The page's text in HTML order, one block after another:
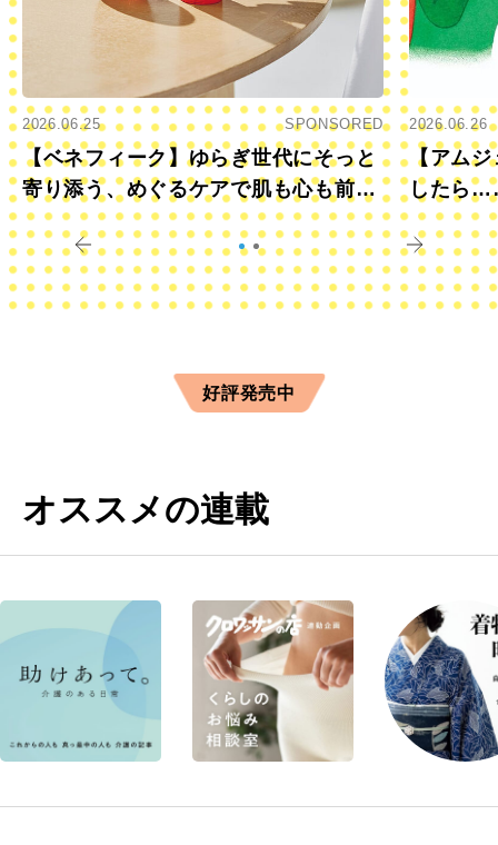
2026.06.25 SPONSORED
【ベネフィーク】ゆらぎ世代にそっと
寄り添う、めぐるケアで肌も心も前向
きに
2026.06.26
【アムジ
したら
すか？
好評発売中
オススメの連載